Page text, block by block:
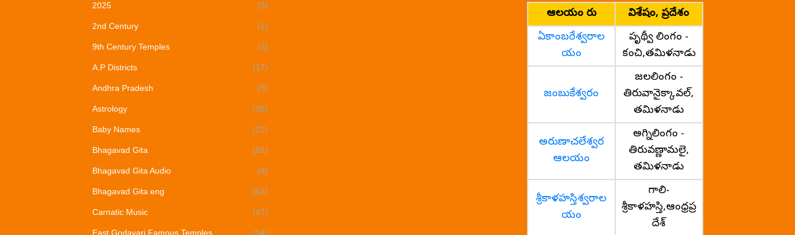
2025 (3)
2nd Century (1)
9th Century Temples (1)
A.P Districts (17)
Andhra Pradesh (5)
Astrology (38)
Baby Names (22)
Bhagavad Gita (91)
Bhagavad Gita Audio (8)
Bhagavad Gita eng (64)
Carnatic Music (47)
East Godavari Famous Temples (14)
ఆలయం పేరు
విశేషం, ప్రదేశం
ఏకాంబరేశ్వరాల
యం
పృథ్వీ లింగం -
కంచి,తమిళనాడు
జంబుకేశ్వరం
జలలింగం -
తిరువానైక్కావల్,
తమిళనాడు
అరుణాచలేశ్వర
ఆలయం
అగ్నిలింగం -
తిరువణ్ణామలై,
తమిళనాడు
శ్రీకాళహస్తిశ్వరాల
యం
గాలి-
శ్రీకాళహస్తి,ఆంధ్రప్ర
దేశ్